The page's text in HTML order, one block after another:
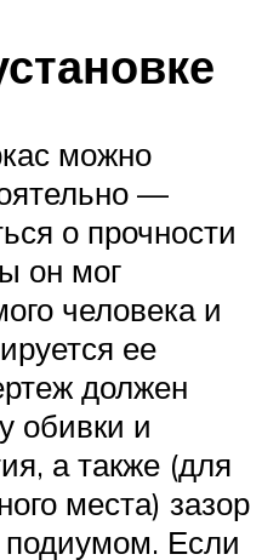
можно
—
о прочности
он мог
человека и
ее
должен
обивки и
а также (для
места) зазор
Если